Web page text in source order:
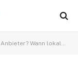
Dienstleister die bessere Wahl sind